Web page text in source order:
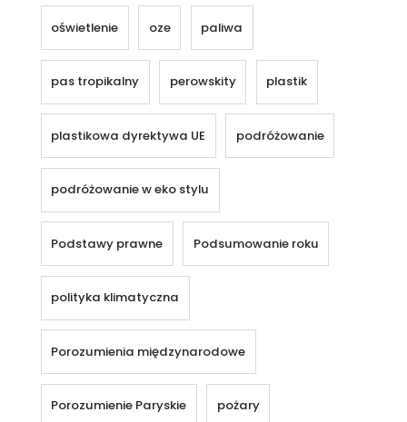
oświetlenie oze paliwa
pas tropikalny perowskity plastik
plastikowa dyrektywa UE podróżowanie
podróżowanie w eko stylu
Podstawy prawne Podsumowanie roku
polityka klimatyczna
Porozumienia międzynarodowe
Porozumienie Paryskie pożary